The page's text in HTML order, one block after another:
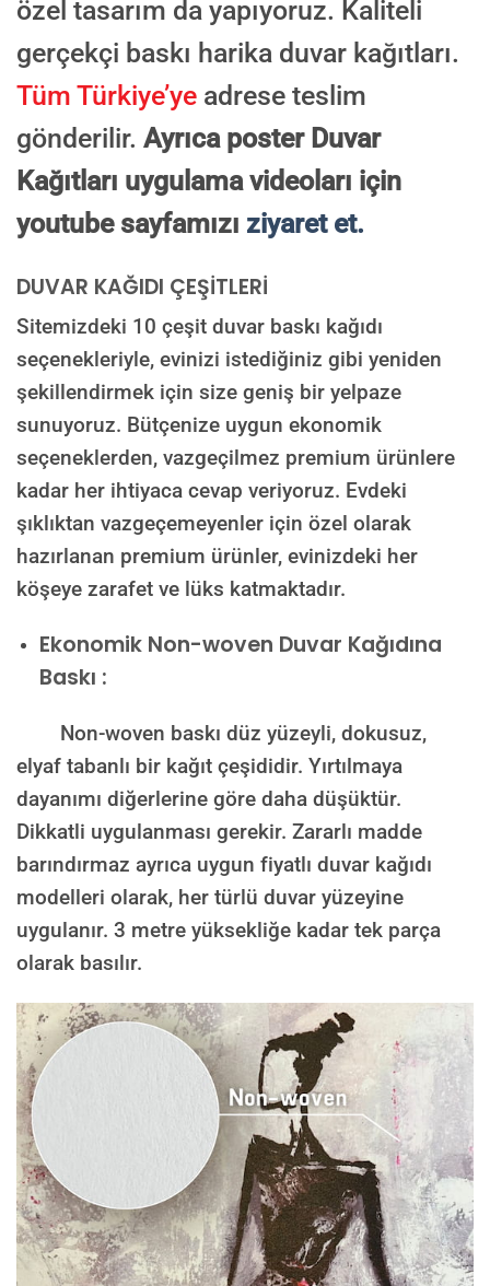
özel tasarım da yapıyoruz. Kaliteli
gerçekçi baskı harika duvar kağıtları.
Tüm Türkiye’ye adrese teslim
gönderilir. Ayrıca poster Duvar
Kağıtları uygulama videoları için
youtube sayfamızı ziyaret et.
DUVAR KAĞIDI ÇEŞİTLERİ
Sitemizdeki 10 çeşit duvar baskı kağıdı
seçenekleriyle, evinizi istediğiniz gibi yeniden
şekillendirmek için size geniş bir yelpaze
sunuyoruz. Bütçenize uygun ekonomik
seçeneklerden, vazgeçilmez premium ürünlere
kadar her ihtiyaca cevap veriyoruz. Evdeki
şıklıktan vazgeçemeyenler için özel olarak
hazırlanan premium ürünler, evinizdeki her
köşeye zarafet ve lüks katmaktadır.
Ekonomik Non-woven Duvar Kağıdına
Baskı :
Non-woven baskı düz yüzeyli, dokusuz,
elyaf tabanlı bir kağıt çeşididir. Yırtılmaya
dayanımı diğerlerine göre daha düşüktür.
Dikkatli uygulanması gerekir. Zararlı madde
barındırmaz ayrıca uygun fiyatlı duvar kağıdı
modelleri olarak, her türlü duvar yüzeyine
uygulanır. 3 metre yüksekliğe kadar tek parça
olarak basılır.